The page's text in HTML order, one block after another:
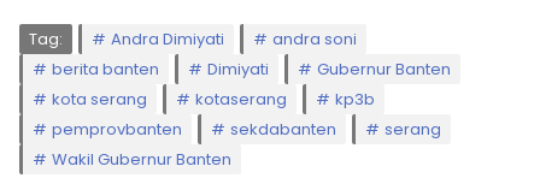
Tag: Andra Dimiyati
andra soni
berita banten
Dimiyati
Gubernur Banten
kota serang
kotaserang
kp3b
pemprovbanten
sekdabanten
serang
Wakil Gubernur Banten